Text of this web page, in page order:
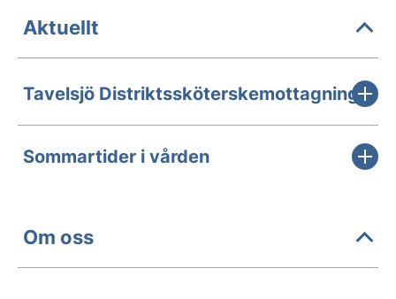
Aktuellt
Tavelsjö Distriktssköterskemottagning
Sommartider i vården
Om oss